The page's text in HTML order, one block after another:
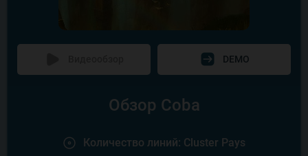
DEMO
Обзор Coba
Количество линий: Cluster Pays